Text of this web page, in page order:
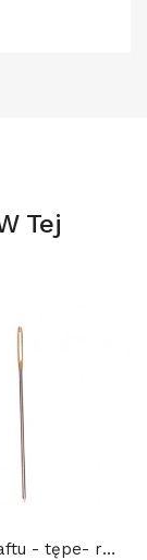
Tej
Igły do haftu - tępe- rozm. 28